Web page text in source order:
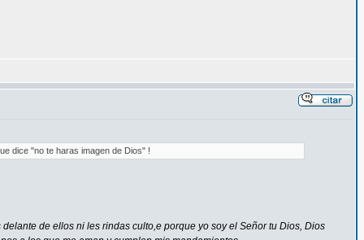
dice "no te haras imagen de Dios" !
de ellos ni les rindas culto,e porque yo soy el Señor tu Dios, Dios